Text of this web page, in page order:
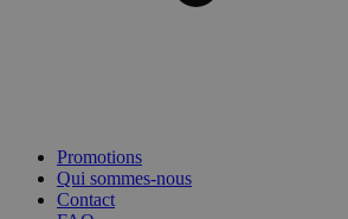
Promotions
Qui sommes-nous
Contact